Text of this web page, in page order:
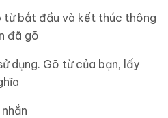
từ bắt đầu và kết thúc thông
đã gõ
dụng. Gõ từ của bạn, lấy